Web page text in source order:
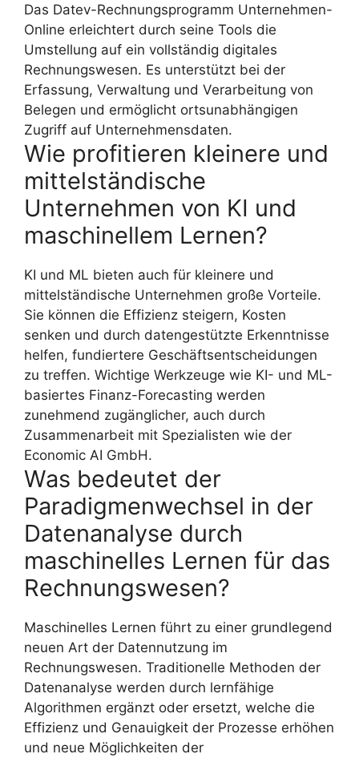
Das Datev-Rechnungsprogramm Unternehmen-
Online erleichtert durch seine Tools die
Umstellung auf ein vollständig digitales
Rechnungswesen. Es unterstützt bei der
Erfassung, Verwaltung und Verarbeitung von
Belegen und ermöglicht ortsunabhängigen
Zugriff auf Unternehmensdaten.
Wie profitieren kleinere und
mittelständische
Unternehmen von KI und
maschinellem Lernen?
KI und ML bieten auch für kleinere und
mittelständische Unternehmen große Vorteile.
Sie können die Effizienz steigern, Kosten
senken und durch datengestützte Erkenntnisse
helfen, fundiertere Geschäftsentscheidungen
zu treffen. Wichtige Werkzeuge wie KI- und ML-
basiertes Finanz-Forecasting werden
zunehmend zugänglicher, auch durch
Zusammenarbeit mit Spezialisten wie der
Economic AI GmbH.
Was bedeutet der
Paradigmenwechsel in der
Datenanalyse durch
maschinelles Lernen für das
Rechnungswesen?
Maschinelles Lernen führt zu einer grundlegend
neuen Art der Datennutzung im
Rechnungswesen. Traditionelle Methoden der
Datenanalyse werden durch lernfähige
Algorithmen ergänzt oder ersetzt, welche die
Effizienz und Genauigkeit der Prozesse erhöhen
und neue Möglichkeiten der